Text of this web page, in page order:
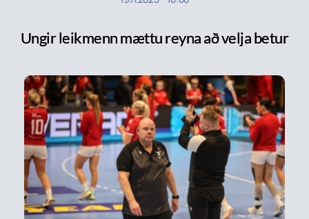
Ungir leikmenn mættu reyna að velja betur